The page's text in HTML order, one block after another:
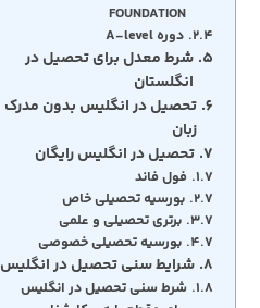
FOUNDATION
دوره A-level
شرط معدل برای تحصیل در
انگلستان
تحصیل در انگلیس بدون مدرک
زبان
تحصیل در انگلیس رایگان
فول فاند
بورسیه تحصیلی خاص
برتری تحصیلی و علمی
بورسیه تحصیلی خصوصی
شرایط سنی تحصیل در انگلیس
شرط سنی تحصیل در انگلیس